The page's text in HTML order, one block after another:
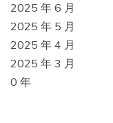
2025 年 6 月
2025 年 5 月
2025 年 4 月
2025 年 3 月
0 年